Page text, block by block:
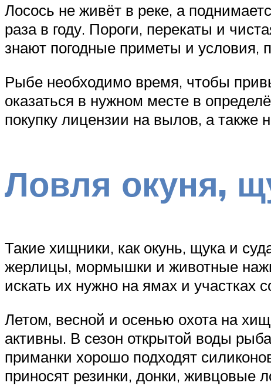
Лосось не живёт в реке, а
раза в году. Пороги, перекаты и
знают погодные приметы и условия,
Рыбе необходимо время, чтобы
оказаться в нужном месте в
покупку лицензии на вылов, а также
Ловля окуня,
Такие хищники, как окунь, щука и
жерлицы, мормышки и животные
искать их нужно на ямах и
Летом, весной и осенью охота на
активны. В сезон открытой воды
приманки хорошо подходят
приносят резинки, донки, живцовые